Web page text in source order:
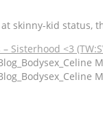
skinny-kid status,
Sisterhood <3